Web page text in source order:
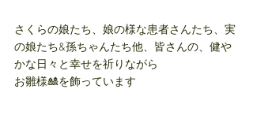
さくらの娘たち、娘の様な患者さんたち、実
の娘たち&孫ちゃんたち他、皆さんの、健や
かな日々と幸せを祈りながら
お雛様🎎を飾っています